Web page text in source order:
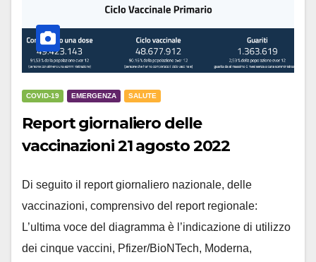
COVID-19 EMERGENZA SALUTE
Report giornaliero delle
vaccinazioni 21 agosto 2022
Di seguito il report giornaliero nazionale, delle
vaccinazioni, comprensivo del report regionale:
L’ultima voce del diagramma è l’indicazione di utilizzo
dei cinque vaccini, Pfizer/BioNTech, Moderna,